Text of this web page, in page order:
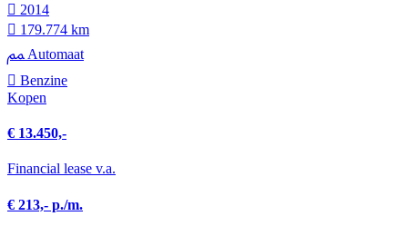
2014
179.774 km
Automaat
Benzine
Kopen
€ 13.450,-
Financial lease v.a.
€ 213,- p./m.